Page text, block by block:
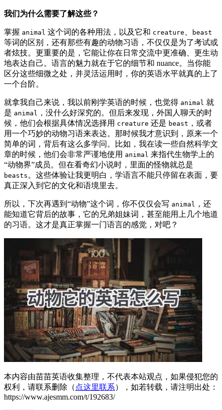
我们为什么需要了解这些？
掌握 animal 这个词的各种用法，以及它和 creature beast
等词的区别，还有那些有趣的动物习语，不仅仅是为了考试或
者炫技。更重要的是，它能让你在日常交流中更准确、更生动
地表达自己。语言的魅力就在于它的细节和 nuance。当你能
区分这些细微之处，并灵活运用时，你的英语水平就真的上了
一个台阶。
就拿我自己来说，我以前刚学英语的时候，也觉得 animal 就
是 animal
，没什么好深究的。但后来发现，外国人聊天的时
候，他们会根据具体情况选择用 creature 还是 beast ，或者
用一个巧妙的动物习语来表达。那时候我才意识到，原来一个
简单的词，背后有这么多学问。比如，我在读一些自然科学文
章的时候，他们会非常严谨地使用 animal 来指代生物学上的
“动物界”成员。但在看奇幻小说时，里面的怪物就总是
beasts 。这些体验让我更明白，学语言不能只停留在表面，要
真正深入到它的文化和语境里去。
所以，下次再遇到“动物”这个词，你不仅仅会写 animal
，还
能知道它背后的故事，它的兄弟姐妹词，甚至能用上几个地道
的习语。这才是真正掌握一门语言的感觉，对吧？
本内容由苗苗英语收集整理，不代表本站观点，如果侵犯您的
权利，请联系删除（ 点这里联系），如若转载，请注明出处：
https://www.ajesmm.com/t/192683/